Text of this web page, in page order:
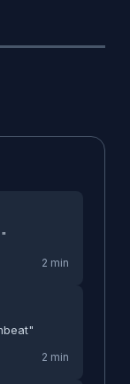
2 min
2 min